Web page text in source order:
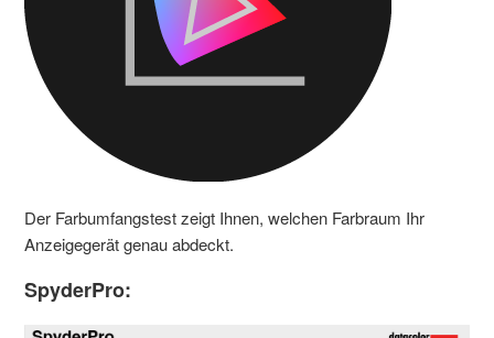
Der Farbumfangstest zeigt Ihnen, welchen Farbraum Ihr
Anzeigegerät genau abdeckt.
SpyderPro: